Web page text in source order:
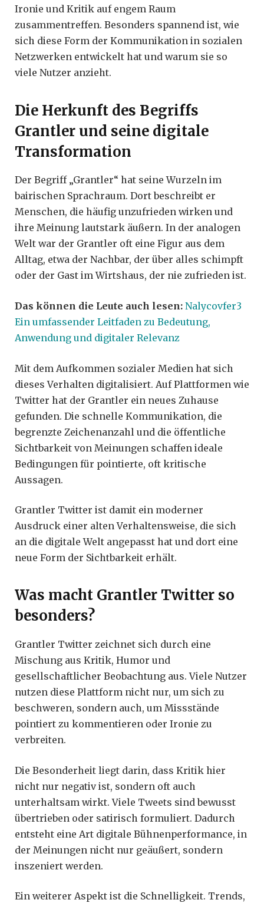
Ironie und Kritik auf engem Raum
zusammentreffen. Besonders spannend ist, wie
sich diese Form der Kommunikation in sozialen
Netzwerken entwickelt hat und warum sie so
viele Nutzer anzieht.
Die Herkunft des Begriffs
Grantler und seine digitale
Transformation
Der Begriff „Grantler“ hat seine Wurzeln im
bairischen Sprachraum. Dort beschreibt er
Menschen, die häufig unzufrieden wirken und
ihre Meinung lautstark äußern. In der analogen
Welt war der Grantler oft eine Figur aus dem
Alltag, etwa der Nachbar, der über alles schimpft
oder der Gast im Wirtshaus, der nie zufrieden ist.
Das können die Leute auch lesen: Nalycovfer3
Ein umfassender Leitfaden zu Bedeutung,
Anwendung und digitaler Relevanz
Mit dem Aufkommen sozialer Medien hat sich
dieses Verhalten digitalisiert. Auf Plattformen wie
Twitter hat der Grantler ein neues Zuhause
gefunden. Die schnelle Kommunikation, die
begrenzte Zeichenanzahl und die öffentliche
Sichtbarkeit von Meinungen schaffen ideale
Bedingungen für pointierte, oft kritische
Aussagen.
Grantler Twitter ist damit ein moderner
Ausdruck einer alten Verhaltensweise, die sich
an die digitale Welt angepasst hat und dort eine
neue Form der Sichtbarkeit erhält.
Was macht Grantler Twitter so
besonders?
Grantler Twitter zeichnet sich durch eine
Mischung aus Kritik, Humor und
gesellschaftlicher Beobachtung aus. Viele Nutzer
nutzen diese Plattform nicht nur, um sich zu
beschweren, sondern auch, um Missstände
pointiert zu kommentieren oder Ironie zu
verbreiten.
Die Besonderheit liegt darin, dass Kritik hier
nicht nur negativ ist, sondern oft auch
unterhaltsam wirkt. Viele Tweets sind bewusst
übertrieben oder satirisch formuliert. Dadurch
entsteht eine Art digitale Bühnenperformance, in
der Meinungen nicht nur geäußert, sondern
inszeniert werden.
Ein weiterer Aspekt ist die Schnelligkeit. Trends,